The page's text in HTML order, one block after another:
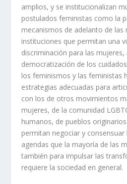
amplios, y se institucionalizan
postulados feministas como la
mecanismos de adelanto de las
instituciones que permitan una
discriminación para las
democratización de los
los feminismos y las feministas
estrategias adecuadas para
con los de otros movimientos
mujeres, de la comunidad
humanos, de pueblos
permitan negociar y
agendas que la mayoría de las
también para impulsar las
requiere la sociedad en general.